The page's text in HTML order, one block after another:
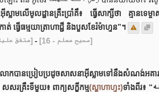
ាអ៊ីស្លាមលើមូលដ្ឋានគ្រឹះប្រាំគឺ៖ ធ្វើសាក្សីថា គ្ម
ាត់ ធ្វើធម្មយាត្រាហាជ្ជី និងបួសខែរ៉ម៉ាហ្ទន”។
- [متفق عليه] - [صحيح مسلم - 16]
សសរគ្រឹះទីមួយ៖ ពាក្យសក្ខីកម្ម(ស្ហាហាហ្ទះ)